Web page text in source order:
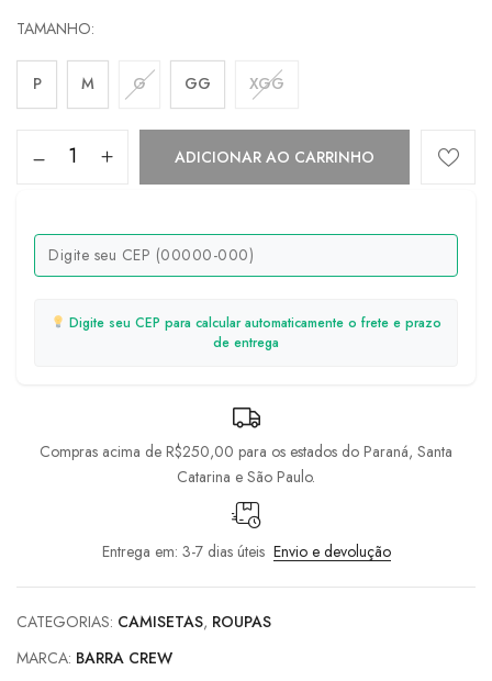
TAMANHO
P M G GG XGG
ADICIONAR AO CARRINHO
Digite seu CEP para calcular automaticamente o frete e prazo
de entrega
Compras acima de R$250,00 para os estados do Paraná, Santa
Catarina e São Paulo.
Entrega em: 3-7 dias úteis Envio e devolução
CATEGORIAS: CAMISETAS, ROUPAS
MARCA: BARRA CREW